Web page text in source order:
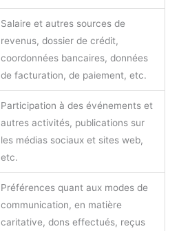
Salaire et autres sources de
revenus, dossier de crédit,
coordonnées bancaires, données
de facturation, de paiement, etc.
Participation à des événements et
autres activités, publications sur
les médias sociaux et sites web,
etc.
Préférences quant aux modes de
communication, en matière
caritative, dons effectués, reçus